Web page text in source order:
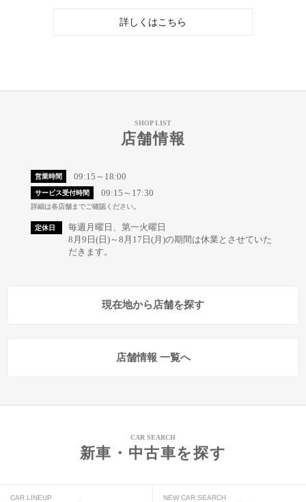
詳しくはこちら
SHOP LIST
店舗情報
営業時間 09:15～18:00
サービス受付時間 09:15～17:30
詳細は各店舗までご確認ください。
定休日
毎週月曜日、第一火曜日
8月9日(日)～8月17日(月)の期間は休業とさせていた
だきます。
現在地から店舗を探す
店舗情報 一覧へ
CAR SEARCH
新車・中古車を探す
CAR LINEUP NEW CAR SEARCH